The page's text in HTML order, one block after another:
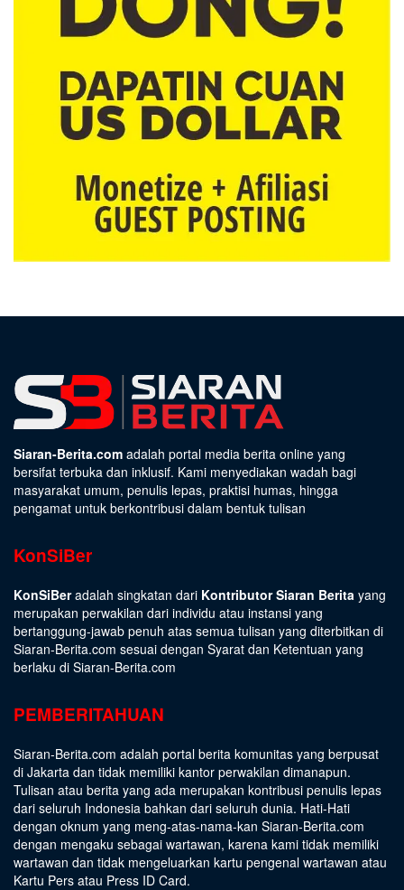
Siaran-Berita.com adalah portal media berita online yang
bersifat terbuka dan inklusif. Kami menyediakan wadah bagi
masyarakat umum, penulis lepas, praktisi humas, hingga
pengamat untuk berkontribusi dalam bentuk tulisan
KonSiBer
KonSiBeradalah singkatan dari Kontributor Siaran Berita yang
merupakan perwakilan dari individu atau instansi yang
bertanggung-jawab penuh atas semua tulisan yang diterbitkan di
Siaran-Berita.com sesuai dengan Syarat dan Ketentuan yang
berlaku di Siaran-Berita.com
PEMBERITAHUAN
Siaran-Berita.com adalah portal berita komunitas yang berpusat
di Jakarta dan tidak memiliki kantor perwakilan dimanapun.
Tulisan atau berita yang ada merupakan kontribusi penulis lepas
dari seluruh Indonesia bahkan dari seluruh dunia. Hati-Hati
dengan oknum yang meng-atas-nama-kan Siaran-Berita.com
dengan mengaku sebagai wartawan, karena kami tidak memiliki
wartawan dan tidak mengeluarkan kartu pengenal wartawan atau
Kartu Pers atau Press ID Card.